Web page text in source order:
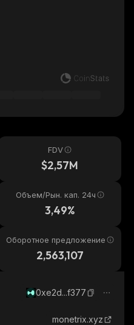
FDV
$2,57M
Объем/Рын. кап. 24ч
3,49%
Оборотное предложение
2,563,107
0xe2d...f377
monetrix.xyz